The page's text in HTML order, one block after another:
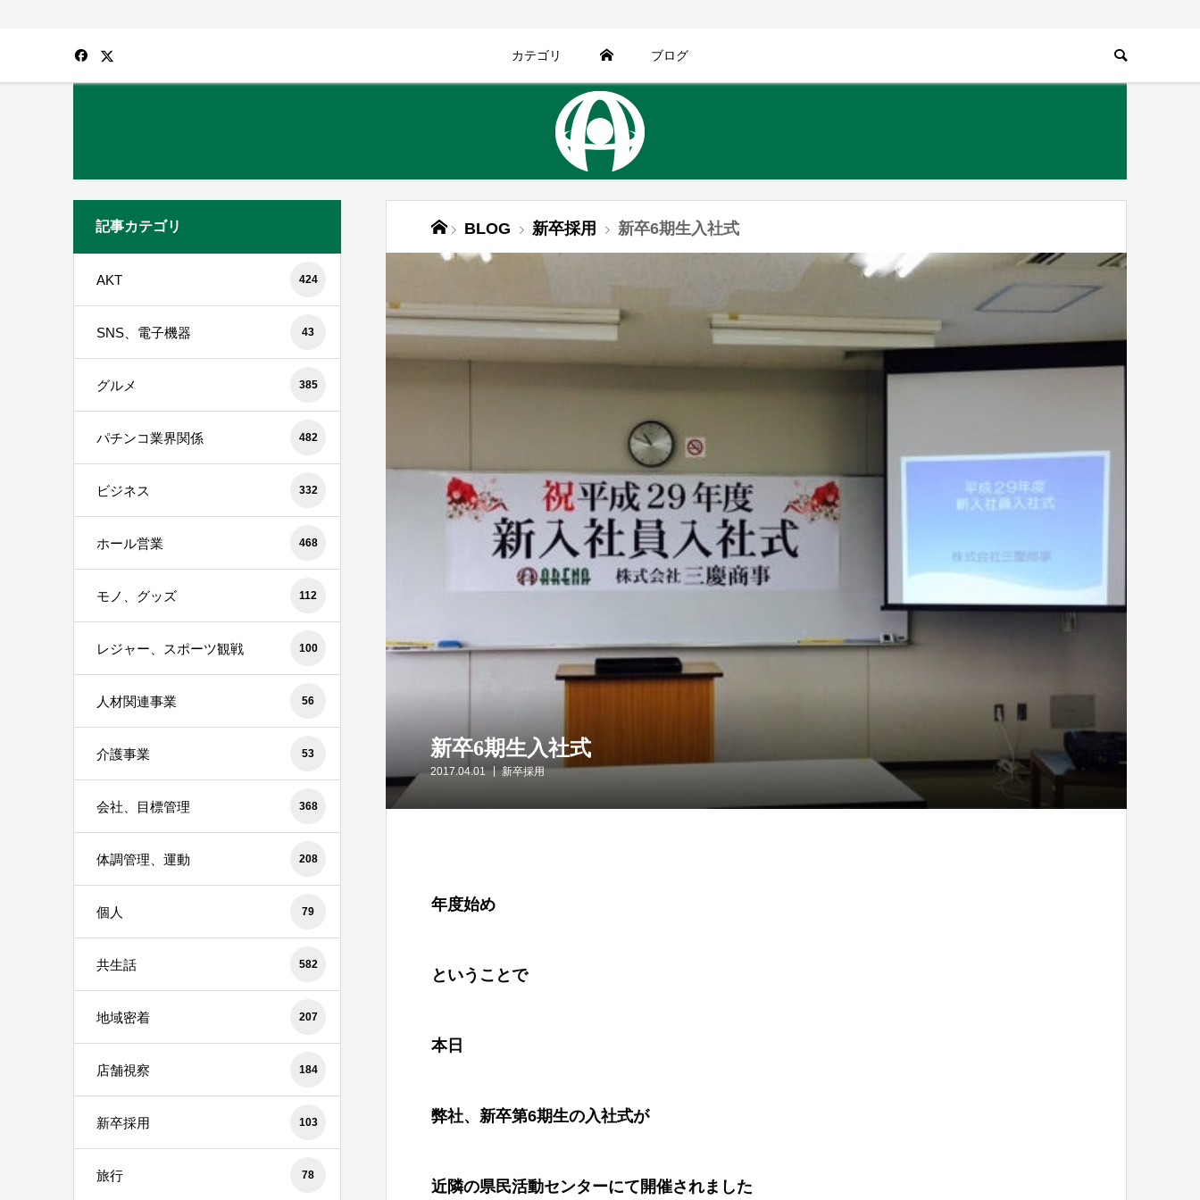
カテゴリ ブログ
BLOG 新卒採用 新卒6期生入社式
新卒6期生入社式
2017.04.01 新卒採用
年度始め
ということで
本日
弊社、新卒第6期生の入社式が
近隣の県民活動センターにて開催されました
記事カテゴリ
AKT 424
SNS、電子機器 43
グルメ 385
パチンコ業界関係 482
ビジネス 332
ホール営業 468
モノ、グッズ 112
レジャー、スポーツ観戦 100
人材関連事業 56
介護事業 53
会社、目標管理 368
体調管理、運動 208
個人 79
共生話 582
地域密着 207
店舗視察 184
新卒採用 103
旅行 78